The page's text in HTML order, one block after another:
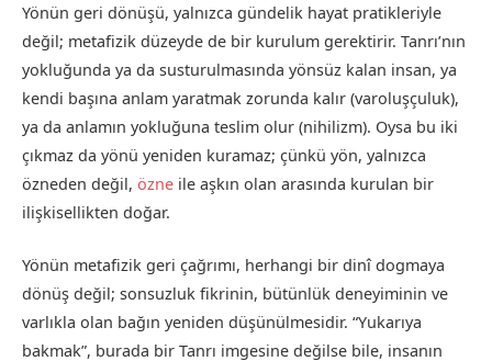
Yönün geri dönüşü, yalnızca gündelik hayat pratikleriyle
değil; metafizik düzeyde de bir kurulum gerektirir. Tanrı’nın
yokluğunda ya da susturulmasında yönsüz kalan insan, ya
kendi başına anlam yaratmak zorunda kalır (varoluşçuluk),
ya da anlamın yokluğuna teslim olur (nihilizm). Oysa bu iki
çıkmaz da yönü yeniden kuramaz; çünkü yön, yalnızca
özneden değil, özne ile aşkın olan arasında kurulan bir
ilişkisellikten doğar.
Yönün metafizik geri çağrımı, herhangi bir dinî dogmaya
dönüş değil; sonsuzluk fikrinin, bütünlük deneyiminin ve
varlıkla olan bağın yeniden düşünülmesidir. “Yukarıya
bakmak”, burada bir Tanrı imgesine değilse bile, insanın